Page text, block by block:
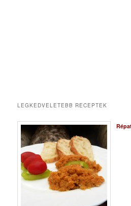
LEGKEDVELETEBB RECEPTEK